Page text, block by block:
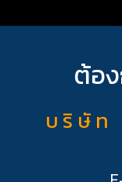
ต้อ
บ ริ ษั ท